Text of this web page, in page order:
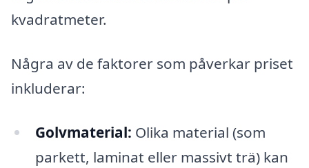
kvadratmeter.
Några av de faktorer som påverkar priset
inkluderar:
Golvmaterial: Olika material (som
parkett, laminat eller massivt trä) kan